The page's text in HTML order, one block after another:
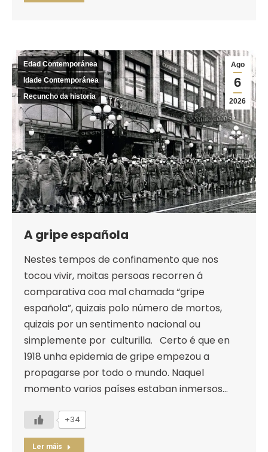
Ago
6
2026
Edad Contemporánea
Idade Contemporánea
Recuncho da historia
A gripe española
Nestes tempos de confinamento que nos
tocou vivir, moitas persoas recorren á
comparativa coa mal chamada “gripe
española”, quizais polo número de mortos,
quizais por un sentimento nacional ou
simplemente por culturilla. Certo é que en
1918 unha epidemia de gripe empezou a
propagarse por todo o mundo. Naquel
momento varios países estaban inmersos…
+34
Ler máis